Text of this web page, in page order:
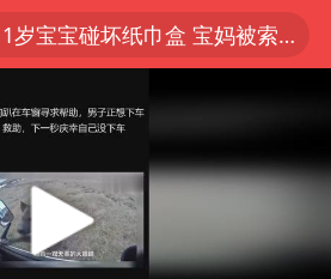
1岁宝宝碰坏纸巾盒 宝妈被索赔924元
Meta被判支付5.67亿美元
台风白海豚逼近 暴雨大暴雨来袭
阿根廷足协发文力挺因凡蒂诺